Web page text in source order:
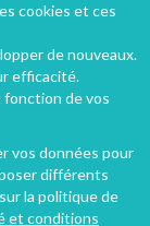
cookies et ces
de nouveaux.
efficacité.
fonction de vos
vos données pour
différents
la politique de
et conditions
confidentialité
réservés ‐